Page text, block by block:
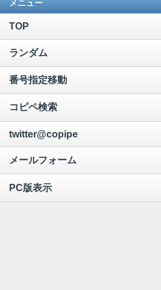
メニュー
TOP
ランダム
番号指定移動
コピペ検索
twitter@copipe
メールフォーム
PC版表示